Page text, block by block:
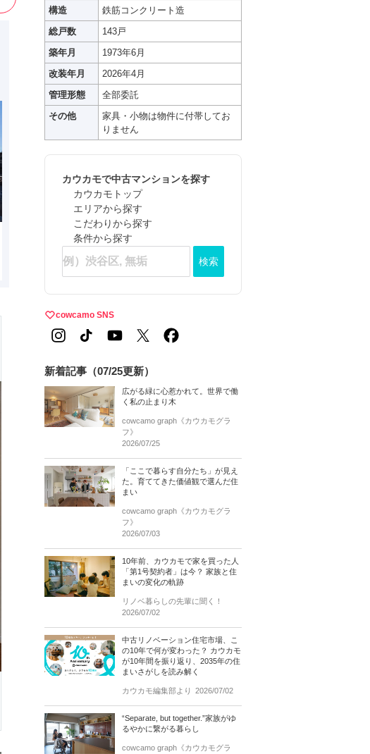
構造
鉄筋コンクリート造
総戸数
143戸
築年月
1973年6月
改装年月
2026年4月
管理形態
全部委託
その他
家具・小物は物件に付帯してお
りません
カウカモで中古マンションを探す
カウカモトップ
エリアから探す
こだわりから探す
条件から探す
検索
cowcamo SNS
新着記事（07/25更新）
広がる緑に心惹かれて。世界で働
く私の止まり木
cowcamo graph《カウカモグラ
フ》
2026/07/25
「ここで暮らす自分たち」が見え
た。育ててきた価値観で選んだ住
まい
cowcamo graph《カウカモグラ
フ》
2026/07/03
10年前、カウカモで家を買った人
「第1号契約者」は今？ 家族と住
まいの変化の軌跡
リノベ暮らしの先輩に聞く！
2026/07/02
中古リノベーション住宅市場、こ
の10年で何が変わった？ カウカモ
が10年間を振り返り、2035年の住
まいさがしを読み解く
カウカモ編集部より 2026/07/02
“Separate, but together.”家族がゆ
るやかに繋がる暮らし
cowcamo graph《カウカモグラ